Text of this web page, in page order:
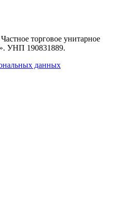
Частное торговое унитарное
. УНП 190831889.
данных